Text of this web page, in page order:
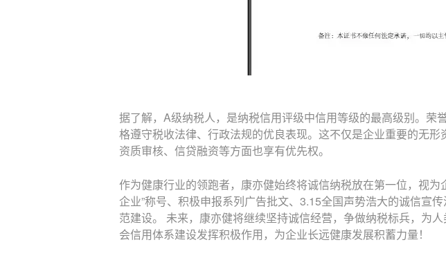
据了解，A级纳税人，是纳税信用评级中信用等级的最高级别。
格遵守税收法律、行政法规的优良表现。这不仅是企业重要的无
资质审核、信贷融资等方面也享有优先权。
作为健康行业的领跑者，康亦健始终将诚信纳税放在第一位，视
企业”称号、积极申报系列广告批文、3.15全国声势浩大的诚信宣
范建设。 未来，康亦健将继续坚持诚信经营，争做纳税标兵，为
会信用体系建设发挥积极作用，为企业长远健康发展积蓄力量！